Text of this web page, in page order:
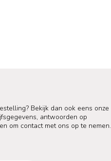
Bekijk dan ook eens onze
antwoorden op
om contact met ons op te nemen.